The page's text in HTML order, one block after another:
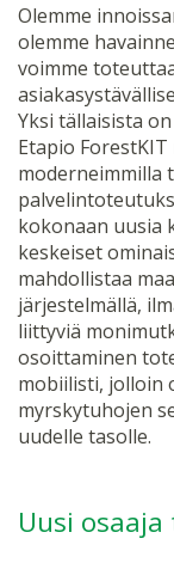
Olemme
olemme
voimme
Yksi tällaisista
Etapio
moderneimmilla
kokonaan uusia
keskeiset
mahdollistaa
järjestelmällä,
liittyviä
osoittaminen
mobiilisti, jolloin
myrskytuhojen
uudelle tasolle.
Uusi